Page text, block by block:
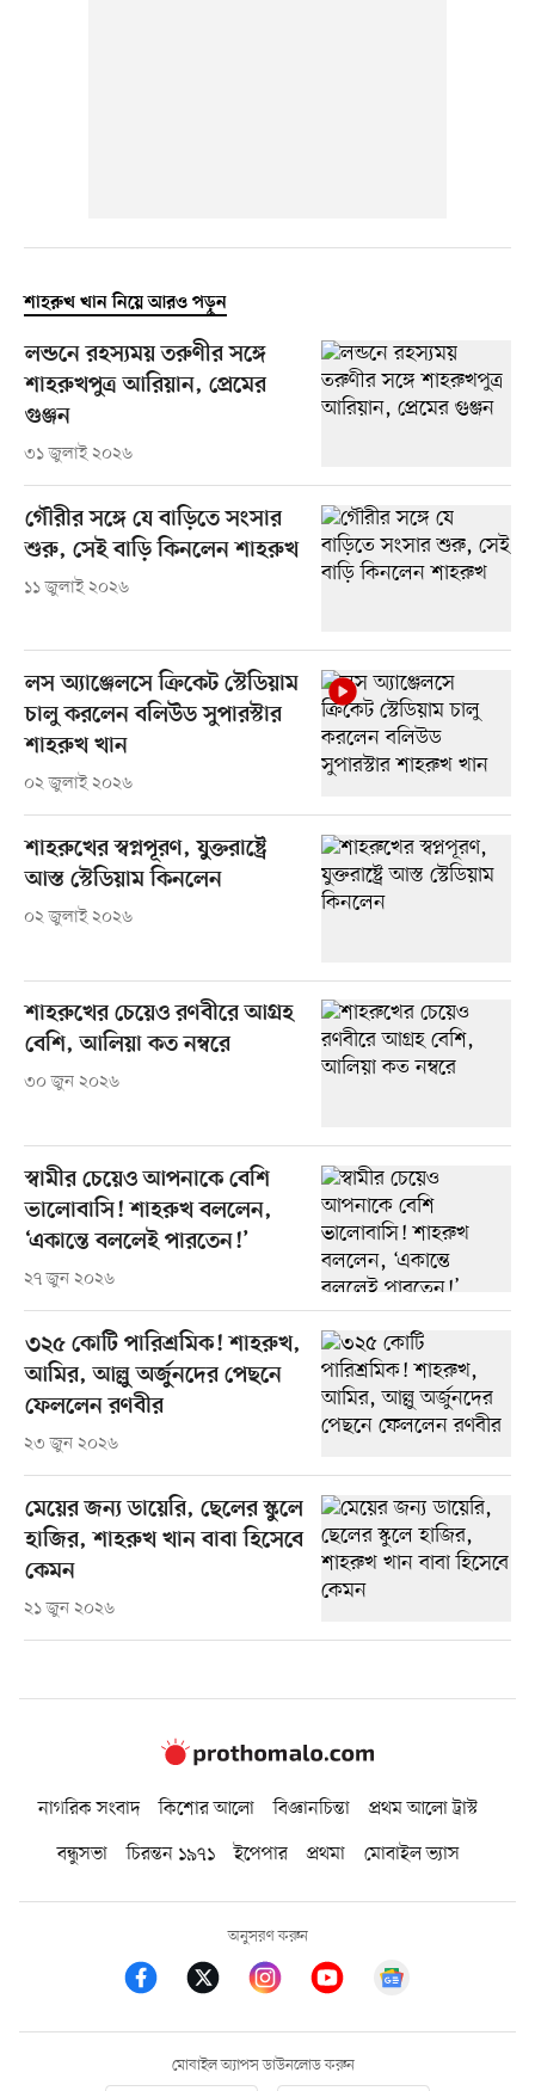
শাহরুখ খান নিয়ে আরও পড়ুন
লন্ডনে রহস্যময় তরুণীর সঙ্গে
শাহরুখপুত্র আরিয়ান, প্রেমের
গুঞ্জন
৩১ জুলাই ২০২৬
গৌরীর সঙ্গে যে বাড়িতে সংসার
শুরু, সেই বাড়ি কিনলেন শাহরুখ
১১ জুলাই ২০২৬
লস অ্যাঞ্জেলসে ক্রিকেট স্টেডিয়াম
চালু করলেন বলিউড সুপারস্টার
শাহরুখ খান
০২ জুলাই ২০২৬
শাহরুখের স্বপ্নপূরণ, যুক্তরাষ্ট্রে
আস্ত স্টেডিয়াম কিনলেন
০২ জুলাই ২০২৬
শাহরুখের চেয়েও রণবীরে আগ্রহ
বেশি, আলিয়া কত নম্বরে
৩০ জুন ২০২৬
স্বামীর চেয়েও আপনাকে বেশি
ভালোবাসি! শাহরুখ বললেন,
‘একান্তে বললেই পারতেন!’
২৭ জুন ২০২৬
৩২৫ কোটি পারিশ্রমিক! শাহরুখ,
আমির, আল্লু অর্জুনদের পেছনে
ফেললেন রণবীর
২৩ জুন ২০২৬
মেয়ের জন্য ডায়েরি, ছেলের স্কুলে
হাজির, শাহরুখ খান বাবা হিসেবে
কেমন
২১ জুন ২০২৬
নাগরিক সংবাদ কিশোর আলো বিজ্ঞানচিন্তা
প্রথম আলো ট্রাস্ট
বন্ধুসভা
চিরন্তন ১৯৭১ ইপেপার প্রথমা মোবাইল ভ্যাস
অনুসরণ করুন
মোবাইল অ্যাপস ডাউনলোড করুন